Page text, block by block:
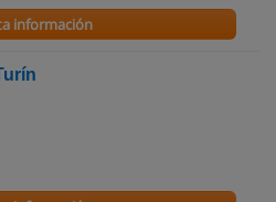
información